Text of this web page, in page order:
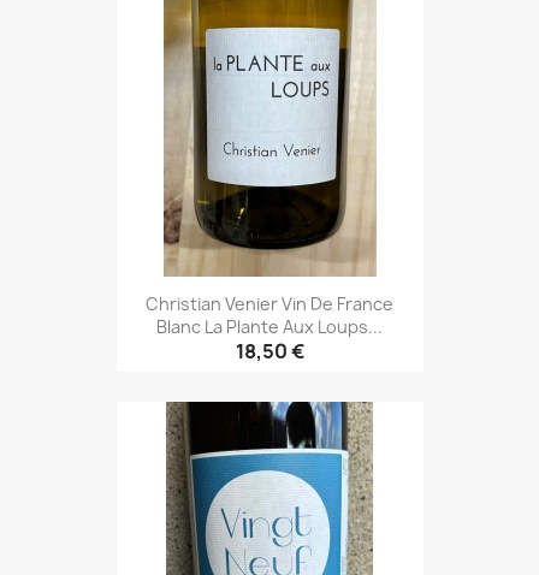
Christian Venier Vin De France
Blanc La Plante Aux Loups...
18,50 €